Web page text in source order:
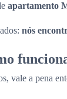
apartamento
nós
vale a pena